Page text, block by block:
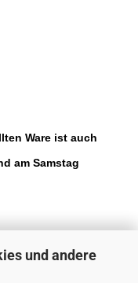
und andere
Ware ist auch
am Samstag